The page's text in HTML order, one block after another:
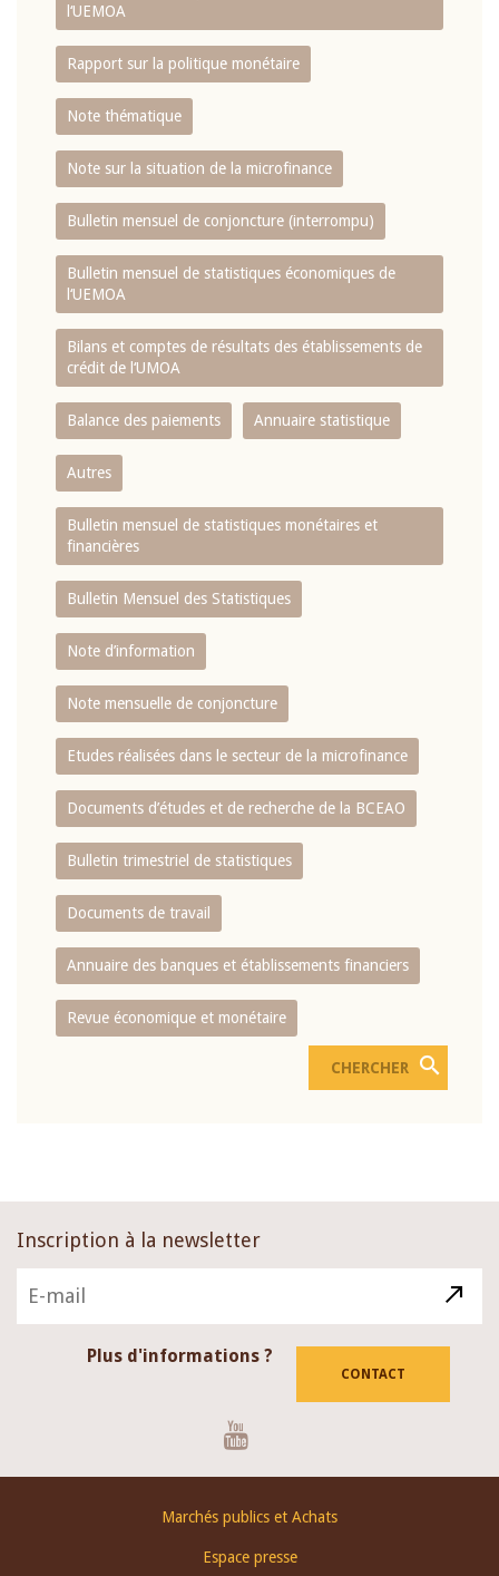
l‘UEMOA
Rapport sur la politique monétaire
Note thématique
Note sur la situation de la microfinance
Bulletin mensuel de conjoncture (interrompu)
Bulletin mensuel de statistiques économiques de
l‘UEMOA
Bilans et comptes de résultats des établissements de
crédit de l‘UMOA
Balance des paiements Annuaire statistique
Autres
Bulletin mensuel de statistiques monétaires et
financières
Bulletin Mensuel des Statistiques
Note d’information
Note mensuelle de conjoncture
Etudes réalisées dans le secteur de la microfinance
Documents d’études et de recherche de la BCEAO
Bulletin trimestriel de statistiques
Documents de travail
Annuaire des banques et établissements financiers
Revue économique et monétaire
Inscription à la newsletter
Plus d'informations ?
CONTACT
Marchés publics et Achats
Espace presse